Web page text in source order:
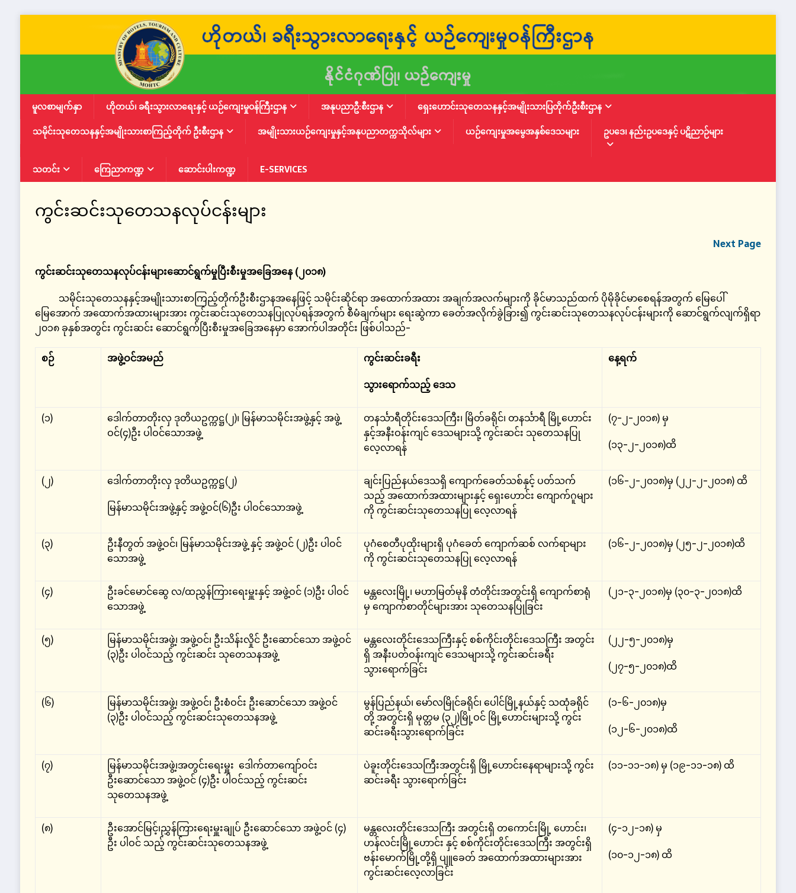
မူလစာမျက်နှာ ဟိုတယ်၊ ခရီးသွားလာရေးနှင့် ယဉ်ကျေးမှုဝန်ကြီးဌာန အနုပညာဦ:စီးဌာန
ရှေးဟောင်းသုတေသနနှင့်အမျိုးသားပြတိုက်ဦးစီးဌာန
သမိုင်းသုတေသနနှင့်အမျိုးသားစာကြည့်တိုက် ဦးစီးဌာန
အမျိုးသားယဉ်ကျေးမှုနှင့်အနုပညာတက္ကသိုလ်များ ယဉ်ကျေးမှုအမွေအနှစ်ဒေသများ ဥပဒေ၊ နည်းဥပဒေနှင့် ပဋိညာဉ်များ
သတင်း ကြေညာကဏ္ဍ ဆောင်းပါးကဏ္ဍ E-SERVICES
ကွင်းဆင်းသုတေသနလုပ်ငန်းများ
Next Page
ကွင်းဆင်းသုတေသနလုပ်ငန်းများဆောင်ရွက်မှုပြီးစီးမှုအခြေအနေ (၂၀၁၈)
သမိုင်းသုတေသနနှင့်အမျိုးသားစာကြည့်တိုက်ဦးစီးဌာနအနေဖြင့် သမိုင်းဆိုင်ရာ အထောက်​အထား အချက်အလက်များကို ခိုင်မာသည်ထက် ပိုမိုခိုင်မာစေရန်အတွက် မြေပေါ်
မြေအောက် အထောက်အထားများအား ကွင်းဆင်းသုတေသနပြုလုပ်ရန်အတွက် စီမံချက်များ ရေးဆွဲကာ ခေတ်အလိုက်ခွဲခြား၍ ကွင်းဆင်းသုတေသနလုပ်ငန်းများကို ဆောင်ရွက်လျက်ရှိရာ
၂၀၁၈ ခုနှစ်အတွင်း ကွင်းဆင်း ဆောင်ရွက်ပြီးစီးမှုအခြေအနေမှာ အောက်ပါအတိုင်း ဖြစ်ပါသည်-
စဉ်
အဖွဲ့ဝင်အမည်
ကွင်းဆင်းခရီး
သွားရောက်သည့်ဒေသ
နေ့ရက်
(၁)
ဒေါက်တာတိုးလှ ဒုတိယဥက္ကဋ္ဌ(၂)၊ မြန်မာသမိုင်းအဖွဲ့နှင့် အဖွဲ့
ဝင်(၄)ဦး ပါဝင်သောအဖွဲ့
တနင်္သာရီတိုင်းဒေသကြီး၊ မြိတ်ခရိုင်၊ တနင်္သာရီ မြို့ဟောင်း
နှင့်အနီးဝန်းကျင် ဒေသများသို့ ကွင်းဆင်း သုတေသနပြု
လေ့လာရန်
(၇-၂-၂၀၁၈) မှ
(၁၃-၂-၂၀၁၈)ထိ
(၂)
ဒေါက်တာတိုးလှ ဒုတိယဥက္ကဋ္ဌ(၂)
မြန်မာသမိုင်းအဖွဲ့နှင့် အဖွဲ့ဝင်(၆)ဦး ပါဝင်သောအဖွဲ့
ချင်းပြည်နယ်ဒေသရှိ ကျောက်ခေတ်သစ်နှင့် ပတ်သက်
သည့် အထောက်အထားများနှင့် ရှေးဟောင်း ကျောက်ဂူများ
ကို ကွင်းဆင်းသုတေသနပြု လေ့လာရန်
(၁၆-၂-၂၀၁၈)မှ (၂၂-၂-၂၀၁၈) ထိ
(၃)
ဦးနီတွတ် အဖွဲ့ဝင်၊ မြန်မာသမိုင်းအဖွဲ့ နှင့် အဖွဲ့ဝင် (၂)ဦး ပါဝင်
သောအဖွဲ့
ပုဂံစေတီပုထိုးများရှိ ပုဂံခေတ် ကျောက်ဆစ် လက်ရာများ
ကို ကွင်းဆင်းသုတေသနပြု လေ့လာရန်
(၁၆-၂-၂၀၁၈)မှ (၂၅-၂-၂၀၁၈)ထိ
(၄)
ဦးခင်မောင်ဆွေ လ/ထညွှန်ကြားရေးမှူးနှင့် အဖွဲ့ဝင် (၁)ဦး ပါဝင်
သောအဖွဲ့
မန္တလေးမြို့၊ မဟာမြတ်မုနိ တံတိုင်းအတွင်းရှိ ကျောက်စာရုံ
မှ ကျောက်စာတိုင်များအား သုတေသနပြုခြင်း
(၂၁-၃-၂၀၁၈)မှ (၃၀-၃-၂၀၁၈)ထိ
(၅)
မြန်မာသမိုင်းအဖွဲ့၊ အဖွဲ့ဝင်၊ ဦးသိန်းလှိုင် ဦးဆောင်သော အဖွဲ့ဝင်
(၃)ဦး ပါဝင်သည့် ကွင်းဆင်း သုတေသနအဖွဲ့
မန္တလေးတိုင်းဒေသကြီးနှင့် စစ်ကိုင်းတိုင်းဒေသကြီး အတွင်း
ရှိ အနီးပတ်ဝန်းကျင် ဒေသများသို့ ကွင်းဆင်းခရီး
သွားရောက်ခြင်း
(၂၂-၅-၂၀၁၈)မှ
(၂၇-၅-၂၀၁၈)ထိ
(၆)
မြန်မာသမိုင်းအဖွဲ့၊ အဖွဲ့ဝင်၊ ဦးစံဝင်း ဦးဆောင်သော အဖွဲ့ဝင်
(၃)ဦး ပါဝင်သည့် ကွင်းဆင်းသုတေသနအဖွဲ့
မွန်ပြည်နယ်၊ မော်လမြိုင်ခရိုင်၊ ပေါင်မြို့နယ်နှင့် သထုံခရိုင်
တို့ အတွင်းရှိ မုတ္တမ (၃၂)မြို့ဝင် မြို့ဟောင်းများသို့ ကွင်း
ဆင်းခရီးသွားရောက်ခြင်း
(၁-၆-၂၀၁၈)မှ
(၁၂-၆-၂၀၁၈)ထိ
(၇)
မြန်မာသမိုင်းအဖွဲ့၊အတွင်းရေးမှူး ဒေါက်တာကျော်ဝင်း
ဦးဆောင်သော အဖွဲ့ဝင် (၄)ဦး ပါဝင်သည့် ကွင်းဆင်း
သုတေသနအဖွဲ့
ပဲခူးတိုင်းဒေသကြီးအတွင်းရှိ မြို့ဟောင်းနေရာများသို့ ကွင်း
ဆင်းခရီး သွားရောက်ခြင်း
(၁၁-၁၁-၁၈) မှ (၁၉-၁၁-၁၈) ထိ
(၈)
ဦးအောင်မြင့်၊ညွှန်ကြားရေးမှူးချုပ် ဦးဆောင်သော အဖွဲ့ဝင် (၄)
ဦး ပါဝင် သည့် ကွင်းဆင်းသုတေသနအဖွဲ့
မန္တလေးတိုင်းဒေသကြီး အတွင်းရှိ တကောင်းမြို့ ဟောင်း၊
ဟန်လင်းမြို့ဟောင်း နှင့် စစ်ကိုင်းတိုင်းဒေသကြီး အတွင်းရှိ
ဗန်းမောက်မြို့တို့ရှိ ပျူခေတ် အထောက်အထားများအား
ကွင်းဆင်းလေ့လာခြင်း
(၄-၁၂-၁၈) မှ
(၁၀-၁၂-၁၈) ထိ